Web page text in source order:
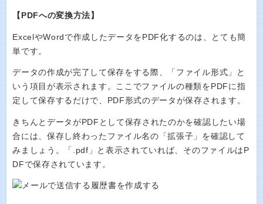
【PDFへの変換方法】
ExcelやWordで作成したデータをPDF化するのは、とても簡
単です。
データの作成が完了して保存をする際、「ファイル形式」と
いう項目が表示されます。ここでファイルの種類をPDFに指
定して保存するだけで、PDF形式のデータが保存されます。
きちんとデータがPDFとして保存されたのかを確認したい場
合には、保存し終わったファイル名の「拡張子」を確認して
みましょう。「.pdf」と表示されていれば、そのファイルはP
DFで保存されています。